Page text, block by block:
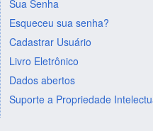
Sua Senha
Esqueceu sua senha?
Cadastrar Usuário
Livro Eletrônico
Dados abertos
Suporte a Propriedade